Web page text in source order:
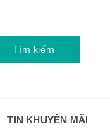
Tìm kiếm
TIN KHUYẾN MÃI